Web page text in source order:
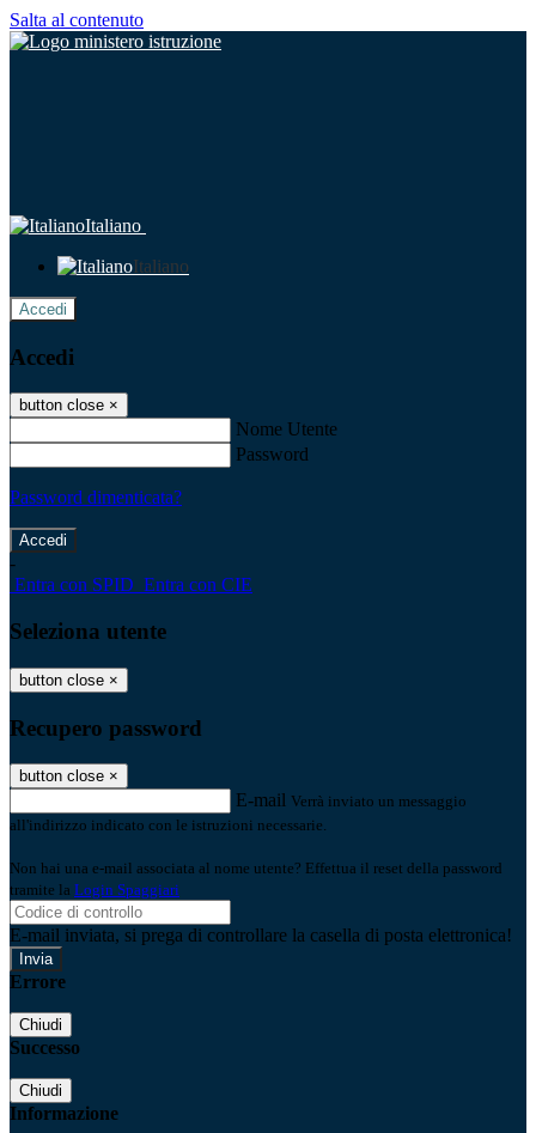
Salta al contenuto
Italiano
Italiano
Accedi
Accedi
button close ×
Nome Utente
Password
Password dimenticata?
-
Entra con SPID Entra con CIE
Seleziona utente
button close ×
Recupero password
button close ×
E-mail Verrà inviato un messaggio
all'indirizzo indicato con le istruzioni necessarie.
Non hai una e-mail associata al nome utente? Effettua il reset della password
tramite la Login Spaggiari
E-mail inviata, si prega di controllare la casella di posta elettronica!
Errore
Chiudi
Successo
Chiudi
Informazione